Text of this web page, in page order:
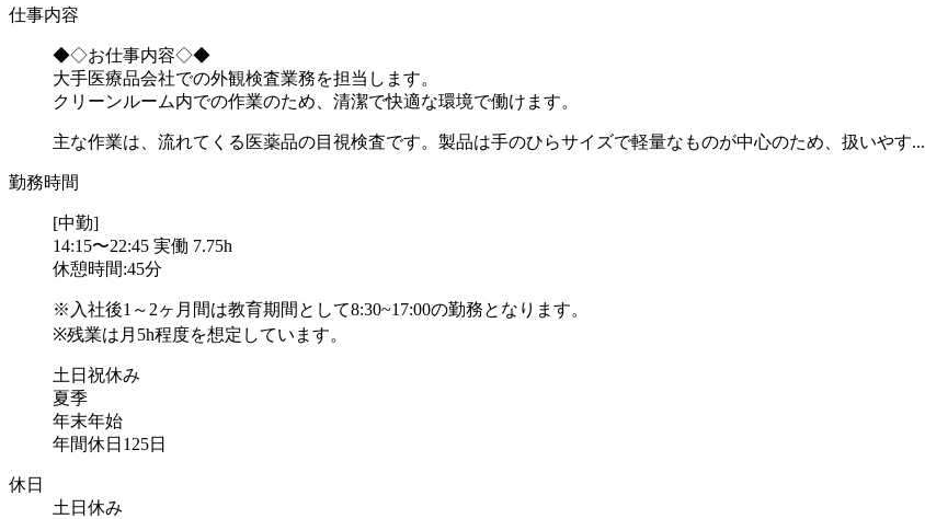
仕事内容
◆◇お仕事内容◇◆
大手医療品会社での外観検査業務を担当します。
クリーンルーム内での作業のため、清潔で快適な環境で働けます。
主な作業は、流れてくる医薬品の目視検査です。製品は手のひらサイズで軽量なものが中心のため、扱いやす...
勤務時間
[中勤]
14:15〜22:45 実働 7.75h
休憩時間:45分
※入社後1～2ヶ月間は教育期間として8:30~17:00の勤務となります。
※残業は月5h程度を想定しています。
土日祝休み
夏季
年末年始
年間休日125日
休日
土日休み